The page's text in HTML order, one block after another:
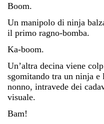
Boom.
Un manipolo di ninja
il primo ragno-bomba.
Ka-boom.
Un’altra decina viene
sgomitando tra un ninja e
nonno, intravede dei
visuale.
Bam!